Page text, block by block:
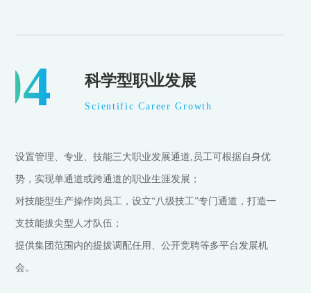
科学型职业发展
Scientific Career Growth
设置管理、专业、技能三大职业发展通道,员工可根据自身优
势，实现单通道或跨通道的职业生涯发展；
对技能型生产操作岗员工，设立“八级技工”专门通道，打造一
支技能拔尖型人才队伍；
提供集团范围内的提拔调配任用、公开竞聘等多平台发展机
会。